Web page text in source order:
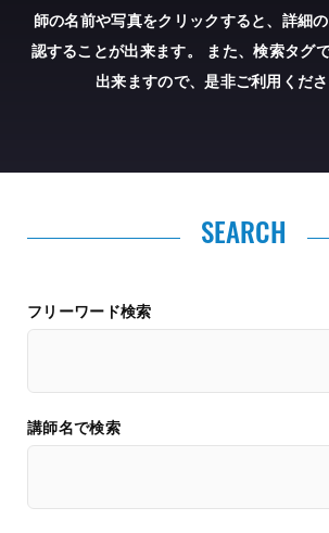
師の名前や写真をクリックすると、詳細
認することが出来ます。
また、検索タグ
出来ますので、是非ご利用くださ
SEARCH
フリーワード検索
講師名で検索